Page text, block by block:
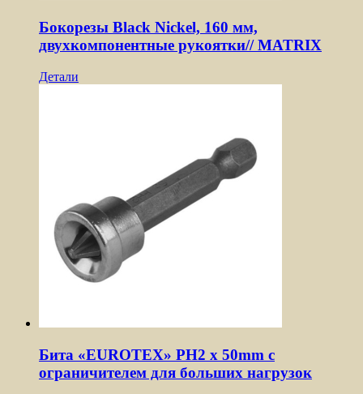
Бокорезы Black Nickel, 160 мм,
двухкомпонентные рукоятки// MATRIX
Детали
Бита «EUROTEX» PH2 х 50mm с
ограничителем для больших нагрузок